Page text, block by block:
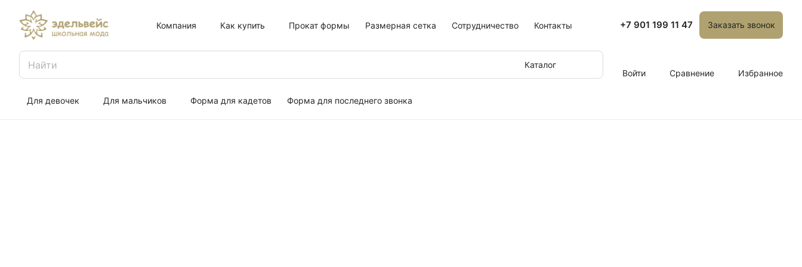
Компания Как купить Прокат формы Размерная сетка Сотрудничество Контакты +7 901 199 11 47 Заказать звонок
Каталог
Войти
Сравнение Избранное
Для девочек Для мальчиков Форма для кадетов Форма для последнего звонка